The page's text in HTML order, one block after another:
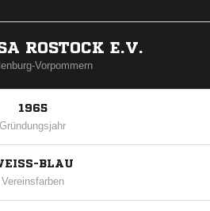
ROSTOCK E.V.
Vorpommern
1965
Gründungsjahr
BLAU
Vereinsfarben